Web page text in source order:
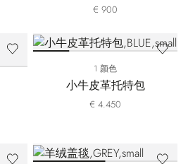
€ 900
1 颜色
小牛皮革托特包
€ 4.450